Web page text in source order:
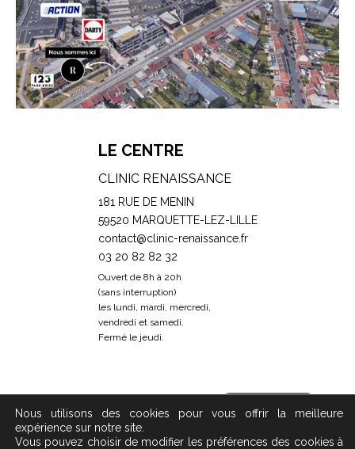
LE CENTRE
CLINIC RENAISSANCE
181 RUE DE MENIN
59520 MARQUETTE-LEZ-LILLE
contact@clinic-renaissance.fr
03 20 82 82 32
Ouvert de 8h à 20h
(sans interruption)
les lundi, mardi, mercredi,
vendredi et samedi.
Fermé le jeudi.
Prendre RDV
Nous utilisons des cookies pour vous offrir la meilleure
expérience sur notre site.
Vous pouvez choisir de modifier les préférences des cookies à